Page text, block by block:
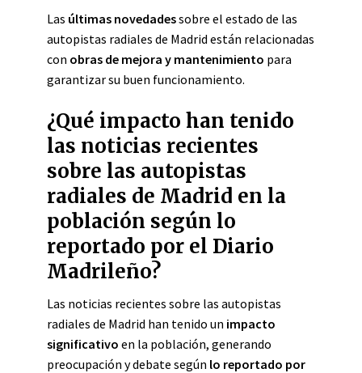
Las últimas novedadessobre el estado de las
autopistas radiales de Madrid están relacionadas
con obras de mejora y mantenimiento para
garantizar su buen funcionamiento.
¿Qué impacto han tenido
las noticias recientes
sobre las autopistas
radiales de Madrid en la
población según lo
reportado por el Diario
Madrileño?
Las noticias recientes sobre las autopistas
radiales de Madrid han tenido un impacto
significativo en la población, generando
preocupación y debate según lo reportado por